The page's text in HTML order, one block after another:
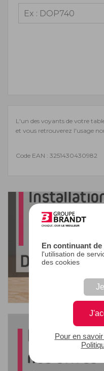
En continuant de
l'utilisation de
des cookies
Pour en
L'un des voyants de votre
et vous retrouverez l'usage
Code EAN : 3251430430982